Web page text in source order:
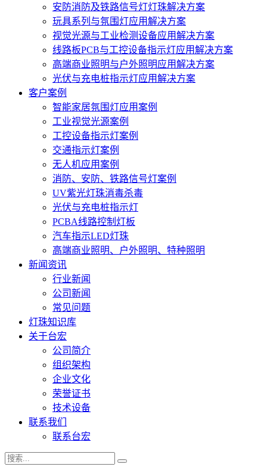
安防消防及铁路信号灯灯珠解决方案
玩具系列与氛围灯应用解决方案
视觉光源与工业检测设备应用解决方案
线路板PCB与工控设备指示灯应用解决方案
高端商业照明与户外照明应用解决方案
光伏与充电桩指示灯应用解决方案
客户案例
智能家居氛围灯应用案例
工业视觉光源案例
工控设备指示灯案例
交通指示灯案例
无人机应用案例
消防、安防、铁路信号灯案例
UV紫光灯珠消毒杀毒
光伏与充电桩指示灯
PCBA线路控制灯板
汽车指示LED灯珠
高端商业照明、户外照明、特种照明
新闻资讯
行业新闻
公司新闻
常见问题
灯珠知识库
关于台宏
公司简介
组织架构
企业文化
荣誉证书
技术设备
联系我们
联系台宏